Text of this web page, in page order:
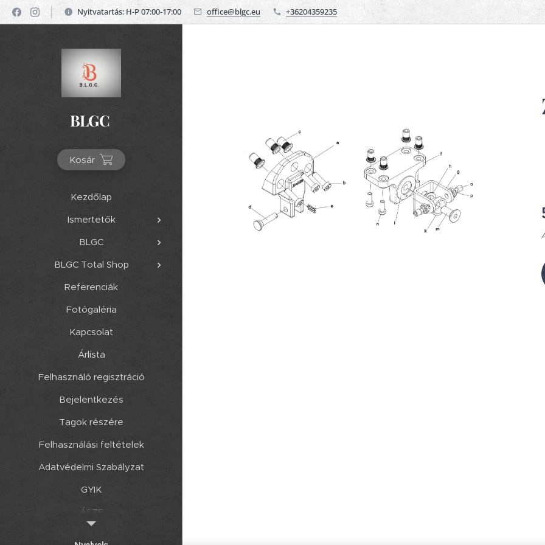
Nyitvatartás: H-P 07:00-17:00 office@blgc.eu +36204359235
BLGC
Kosár
Kezdőlap
Ismertetők
BLGC
BLGC Total Shop
Referenciák
Fotógaléria
Kapcsolat
Árlista
Felhasználó regisztráció
Bejelentkezés
Tagok részére
Felhasználási feltételek
Adatvédelmi Szabályzat
GYIK
ÁSZF